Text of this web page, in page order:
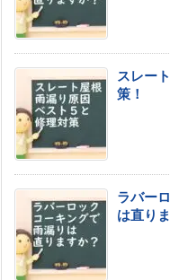
スレー
策！
ラバー
は直り